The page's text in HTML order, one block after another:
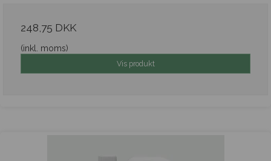
248,75 DKK
(inkl. moms)
Vis produkt